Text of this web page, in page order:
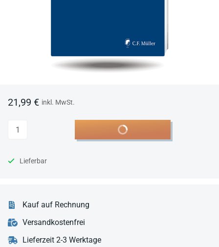
21,99 € inkl. MwSt.
Anzahl In den Warenkorb
Lieferbar
Kauf auf Rechnung
Versandkostenfrei
Lieferzeit 2-3 Werktage